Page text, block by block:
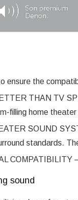
ensure the
THAN TV
filling home
SOUND
standards.
COMPATIBILITY
sound